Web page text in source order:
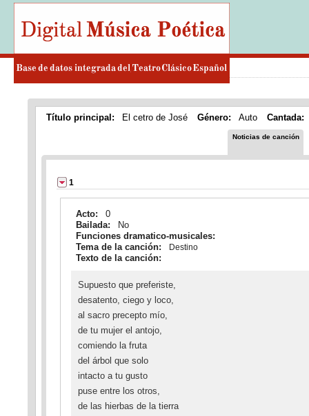
Título principal: El cetro de José Género: Auto Cantada:
Noticias de canción
1
Acto:
0
Bailada:
No
Funciones dramatico-musicales:
Tema de la canción:
Destino
Texto de la canción:
Supuesto que preferiste,
desatento, ciego y loco,
al sacro precepto mío,
de tu mujer el antojo,
comiendo la fruta
del árbol que solo
intacto a tu gusto
puse entre los otros,
de las hierbas de la tierra